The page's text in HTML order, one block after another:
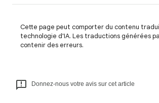
Cette page peut comporter du contenu
technologie d'IA. Les traductions générées
contenir des erreurs.
Donnez-nous votre avis sur cet article